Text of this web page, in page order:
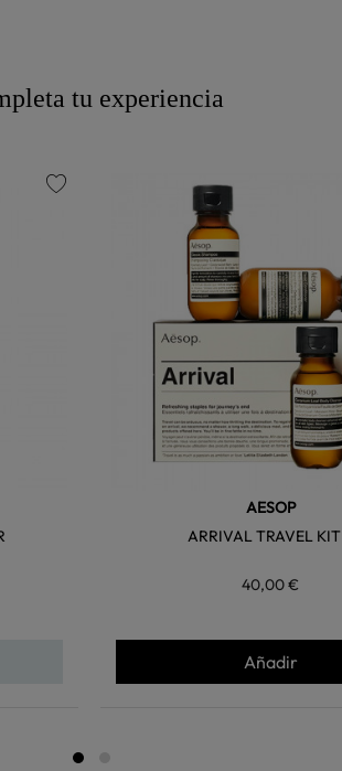
tu experiencia
AESOP
ARRIVAL TRAVEL
40,00 €
Añadir